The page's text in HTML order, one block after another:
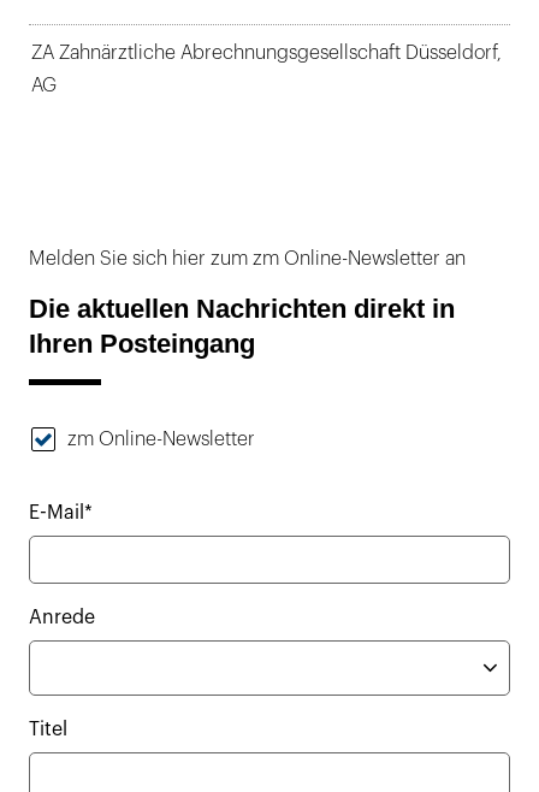
ZA Zahnärztliche Abrechnungsgesellschaft Düsseldorf,
AG
Melden Sie sich hier zum zm Online-Newsletter an
Die aktuellen Nachrichten direkt in
Ihren Posteingang
zm Online-Newsletter
E-Mail*
Anrede
Titel